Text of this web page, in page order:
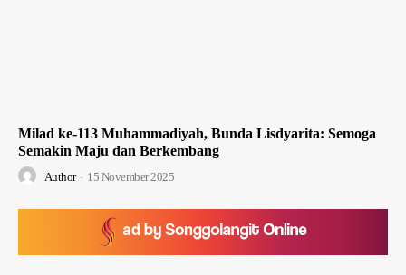
Milad ke-113 Muhammadiyah, Bunda Lisdyarita: Semoga
Semakin Maju dan Berkembang
Author - 15 November 2025